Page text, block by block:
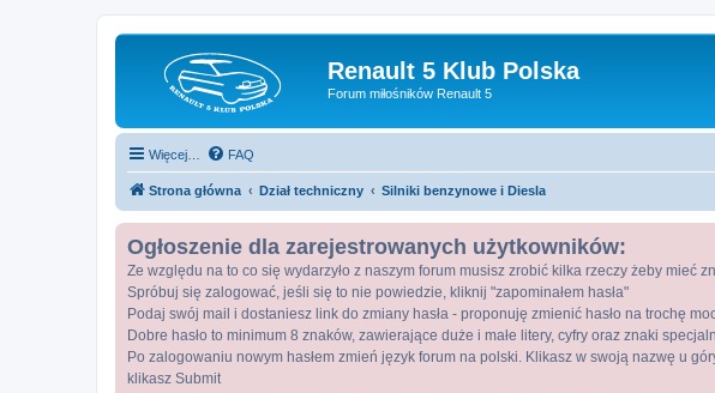
Renault 5 Klub Polska
Forum miłośników Renault 5
Więcej… FAQ
Strona główna Dział techniczny Silniki benzynowe i Diesla
Ogłoszenie dla zarejestrowanych użytkowników:
Ze względu na to co się wydarzyło z naszym forum musisz zrobić kilka rzeczy żeby mieć
Spróbuj się zalogować, jeśli się to nie powiedzie, kliknij "zapominałem hasła"
Podaj swój mail i dostaniesz link do zmiany hasła - proponuję zmienić hasło na trochę
Dobre hasło to minimum 8 znaków, zawierające duże i małe litery, cyfry oraz znaki
Po zalogowaniu nowym hasłem zmień język forum na polski. Klikasz w swoją nazwę u
klikasz Submit